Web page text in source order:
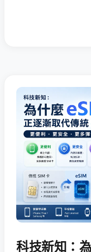
科技新知：